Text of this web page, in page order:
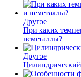
Другое
При каких
неметаллы?
Другое
Цилиндрический